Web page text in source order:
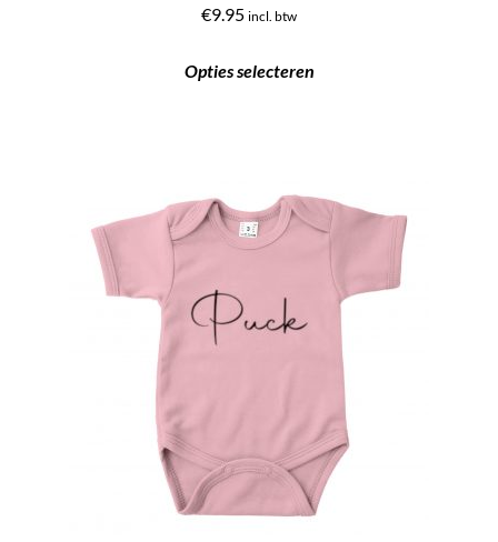
€9.95 incl. btw
Opties selecteren